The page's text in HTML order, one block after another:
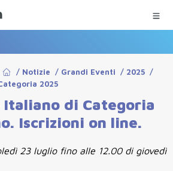
/ Notizie / Grandi Eventi / 2025 /
2025
Italiano di Categoria
Iscrizioni on line.
23 luglio fino alle 12.00 di giovedì